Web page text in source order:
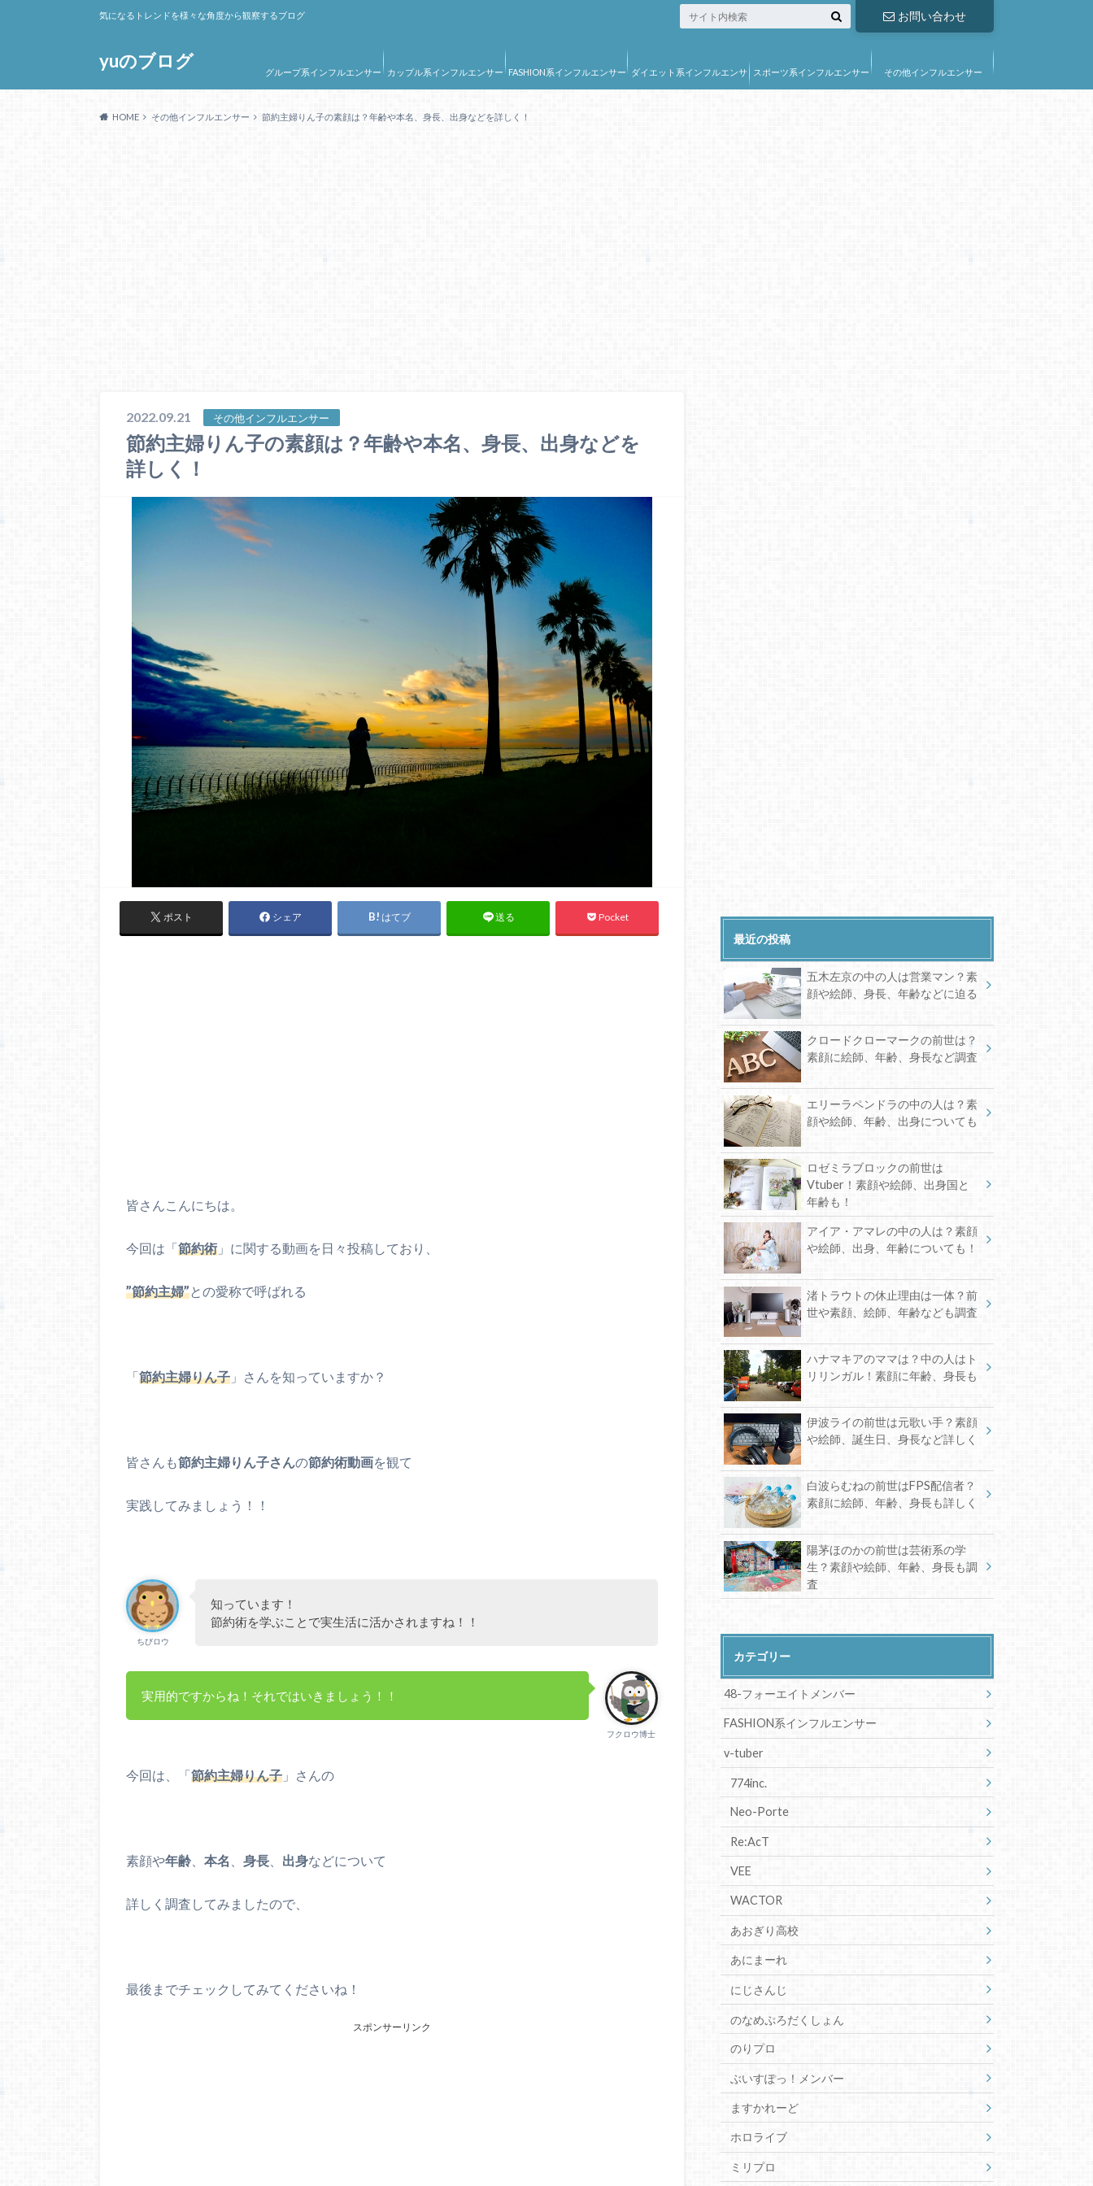
yuのブログ
気になるトレンドを様々な角度から観察するブログ お問い合わせ
グループ系インフルエンサー カップル系インフルエンサー FASHION系インフルエンサー ダイエット系インフルエンサ スポーツ系インフルエンサー その他インフルエンサー
HOME その他インフルエンサー 節約主婦りん子の素顔は？年齢や本名、身長、出身などを詳しく！
2022.09.21 その他インフルエンサー
節約主婦りん子の素顔は？年齢や本名、身長、出身などを
詳しく！
ポスト シェア はてブ 送る Pocket
皆さんこんにちは。
今回は「節約術 」に関する動画を日々投稿しており、
”節約主婦”との愛称で呼ばれる
「節約主婦りん子 」さんを知っていますか？
皆さんも節約主婦りん子さんの節約術動画を観て
実践してみましょう！！
ちびロウ
知っています！
節約術を学ぶことで実生活に活かされますね！！
フクロウ博士
実用的ですからね！それではいきましょう！！
今回は、「節約主婦りん子 」さんの
素顔や年齢 本名 身長 出身などについて
詳しく調査してみましたので、
最後までチェックしてみてくださいね！
スポンサーリンク
最近の投稿
五木左京の中の人は営業マン？素
顔や絵師、身長、年齢などに迫る
クロードクローマークの前世は？
素顔に絵師、年齢、身長など調査
エリーラペンドラの中の人は？素
顔や絵師、年齢、出身についても
ロゼミラブロックの前世は
Vtuber！素顔や絵師、出身国と
年齢も！
アイア・アマレの中の人は？素顔
や絵師、出身、年齢についても！
渚トラウトの休止理由は一体？前
世や素顔、絵師、年齢なども調査
ハナマキアのママは？中の人はト
リリンガル！素顔に年齢、身長も
伊波ライの前世は元歌い手？素顔
や絵師、誕生日、身長など詳しく
白波らむねの前世はFPS配信者？
素顔に絵師、年齢、身長も詳しく
陽茅ほのかの前世は芸術系の学
生？素顔や絵師、年齢、身長も調
査
カテゴリー
48-フォーエイトメンバー
FASHION系インフルエンサー
v-tuber
774inc.
Neo-Porte
Re:AcT
VEE
WACTOR
あおぎり高校
あにまーれ
にじさんじ
のなめぷろだくしょん
のりプロ
ぶいすぽっ！メンバー
ますかれーど
ホロライブ
ミリプロ